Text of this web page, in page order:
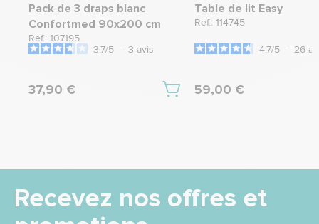
Pack de 3 draps blanc
Confortmed 90x200 cm
Ref.: 107195
3.7/5 - 3 avis
37,90 €
Table de lit Easy
Ref.: 114745
4.7/5 - 26
59,00 €
Recevez nos offres et